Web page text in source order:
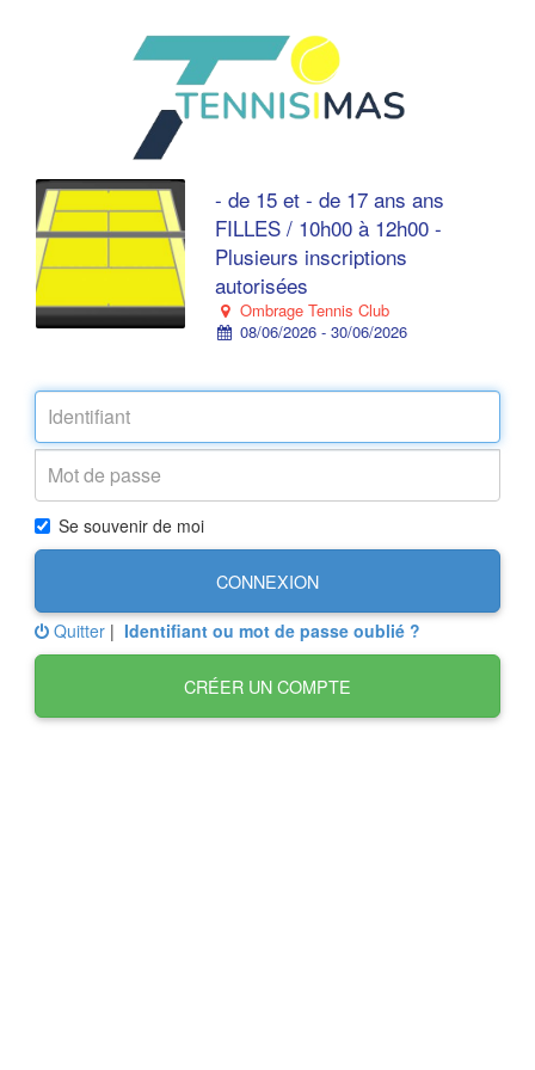
- de 15 et - de 17 ans ans
FILLES / 10h00 à 12h00 -
Plusieurs inscriptions
autorisées
Ombrage Tennis Club
08/06/2026 - 30/06/2026
Se souvenir de moi
CONNEXION
Quitter | Identifiant ou mot de passe oublié ?
CRÉER UN COMPTE